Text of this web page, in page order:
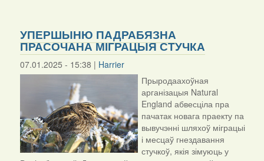
УПЕРШЫНЮ ПАДРАБЯЗНА
ПРАСОЧАНА МІГРАЦЫЯ СТУЧКА
07.01.2025 - 15:38 | Harrier
Прыродаахоўная
арганізацыя Natural
England абвесціла пра
пачатак новага праекту па
вывучэнні шляхоў міграцыі
і месцаў гнездавання
стучкоў, якія зімуюць у